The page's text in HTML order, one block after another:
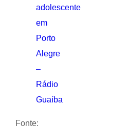
adolescente
em
Porto
Alegre
–
Rádio
Guaíba
Fonte: